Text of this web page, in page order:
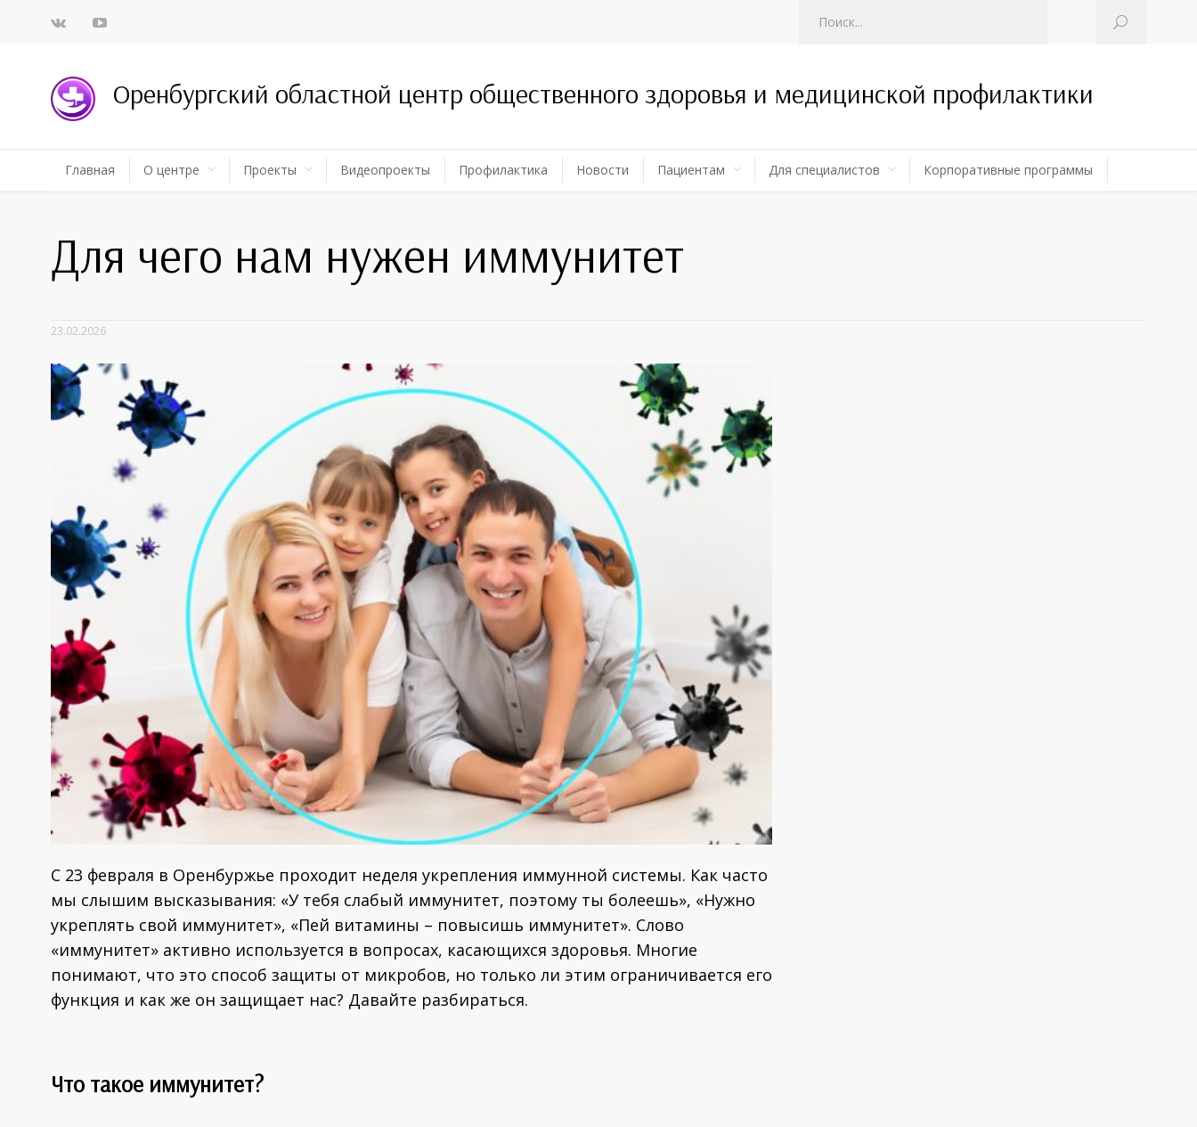
Оренбургский областной центр общественного здоровья и медицинской профилактики
Главная О центре Проекты Видеопроекты Профилактика Новости Пациентам Для специалистов Корпоративные программы
Для чего нам нужен иммунитет
23.02.2026
С 23 февраля в Оренбуржье проходит неделя укрепления иммунной системы. Как часто
мы слышим высказывания: «У тебя слабый иммунитет, поэтому ты болеешь», «Нужно
укреплять свой иммунитет», «Пей витамины – повысишь иммунитет». Слово
«иммунитет» активно используется в вопросах, касающихся здоровья. Многие
понимают, что это способ защиты от микробов, но только ли этим ограничивается его
функция и как же он защищает нас? Давайте разбираться.
Что такое иммунитет?